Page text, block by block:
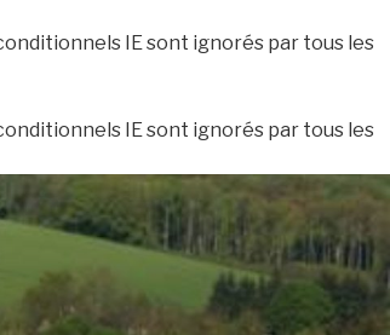
IE sont ignorés par tous les
IE sont ignorés par tous les